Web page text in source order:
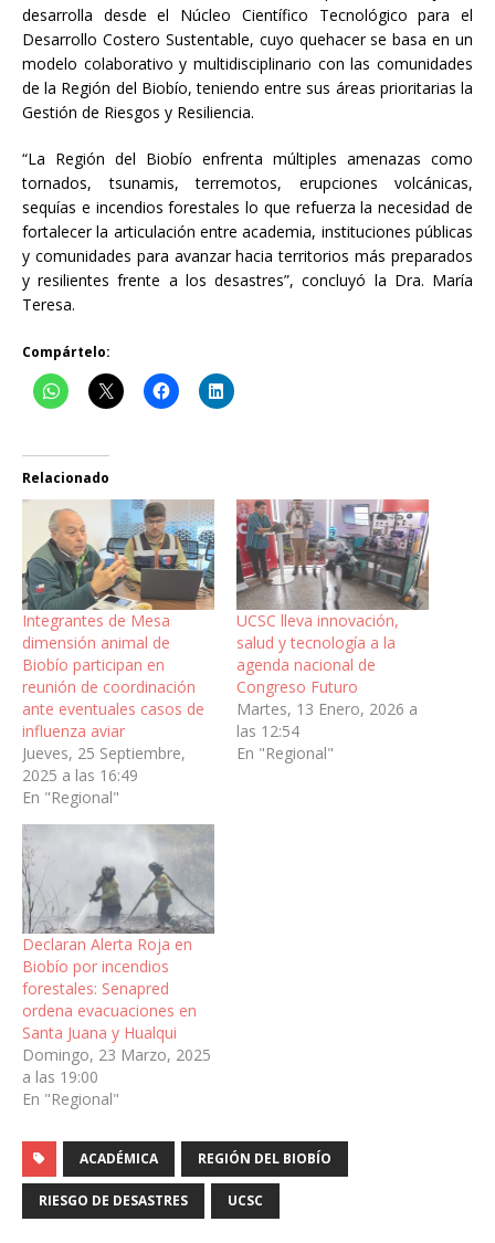
desarrolla desde el Núcleo Científico Tecnológico para el
Desarrollo Costero Sustentable, cuyo quehacer se basa en un
modelo colaborativo y multidisciplinario con las comunidades
de la Región del Biobío, teniendo entre sus áreas prioritarias la
Gestión de Riesgos y Resiliencia.
“La Región del Biobío enfrenta múltiples amenazas como
tornados, tsunamis, terremotos, erupciones volcánicas,
sequías e incendios forestales lo que refuerza la necesidad de
fortalecer la articulación entre academia, instituciones públicas
y comunidades para avanzar hacia territorios más preparados
y resilientes frente a los desastres”, concluyó la Dra. María
Teresa.
Compártelo:
Relacionado
Integrantes de Mesa
dimensión animal de
Biobío participan en
reunión de coordinación
ante eventuales casos de
influenza aviar
Jueves, 25 Septiembre,
2025 a las 16:49
En "Regional"
UCSC lleva innovación,
salud y tecnología a la
agenda nacional de
Congreso Futuro
Martes, 13 Enero, 2026 a
las 12:54
En "Regional"
Declaran Alerta Roja en
Biobío por incendios
forestales: Senapred
ordena evacuaciones en
Santa Juana y Hualqui
Domingo, 23 Marzo, 2025
a las 19:00
En "Regional"
ACADÉMICA REGIÓN DEL BIOBÍO
RIESGO DE DESASTRES UCSC